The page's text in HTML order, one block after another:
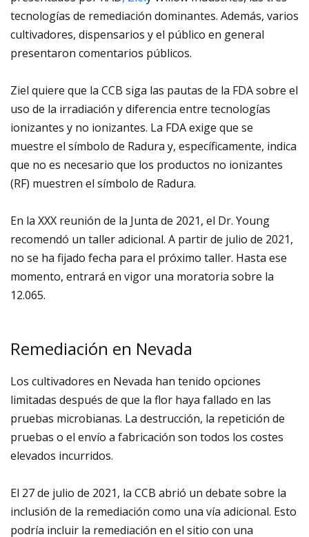
tecnologías de remediación dominantes. Además, varios
cultivadores, dispensarios y el público en general
presentaron comentarios públicos.
Ziel quiere que la CCB siga las pautas de la FDA sobre el
uso de la irradiación y diferencia entre tecnologías
ionizantes y no ionizantes. La FDA exige que se
muestre el símbolo de Radura y, específicamente, indica
que no es necesario que los productos no ionizantes
(RF) muestren el símbolo de Radura.
En la XXX reunión de la Junta de 2021, el Dr. Young
recomendó un taller adicional. A partir de julio de 2021,
no se ha fijado fecha para el próximo taller. Hasta ese
momento, entrará en vigor una moratoria sobre la
12.065.
Remediación en Nevada
Los cultivadores en Nevada han tenido opciones
limitadas después de que la flor haya fallado en las
pruebas microbianas. La destrucción, la repetición de
pruebas o el envío a fabricación son todos los costes
elevados incurridos.
El 27 de julio de 2021, la CCB abrió un debate sobre la
inclusión de la remediación como una vía adicional. Esto
podría incluir la remediación en el sitio con una